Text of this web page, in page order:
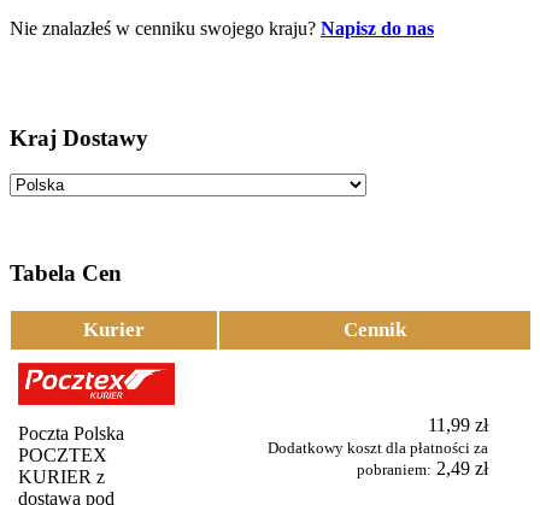
Nie znalazłeś w cenniku swojego kraju? Napisz do nas
Kraj Dostawy
Tabela Cen
Kurier Cennik
Poczta Polska
POCZTEX
KURIER z
dostawą pod
11,99 zł
Dodatkowy koszt dla płatności za
pobraniem: 2,49 zł